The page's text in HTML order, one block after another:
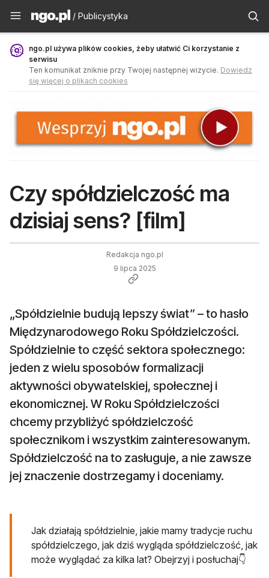
Publicystyka - ngo.pl
/ Publicystyka
ngo.pl używa plików cookies, żeby ułatwić Ci korzystanie z
serwisu
Ten komunikat zniknie przy Twojej następnej wizycie. Dowiedz
się więcej o plikach cookies
Czy spółdzielczość ma
dzisiaj sens? [film]
Redakcja ngo.pl
9 lipca 2025
„Spółdzielnie budują lepszy świat” – to hasło
Międzynarodowego Roku Spółdzielczości.
Spółdzielnie to część sektora społecznego:
jeden z wielu sposobów formalizacji
aktywności obywatelskiej, społecznej i
ekonomicznej. W Roku Spółdzielczości
chcemy przybliżyć spółdzielczość
społecznikom i wszystkim zainteresowanym.
Spółdzielczość na to zasługuje, a nie zawsze
jej znaczenie dostrzegamy i doceniamy.
Jak działają spółdzielnie, jakie mamy tradycje ruchu
spółdzielczego, jak dziś wygląda spółdzielczość, jak
może wyglądać za kilka lat? Obejrzyj i posłuchaj👇